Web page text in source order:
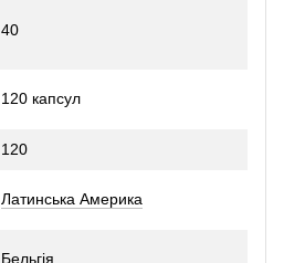
40
120 капсул
120
Латинська Америка
Бельгія